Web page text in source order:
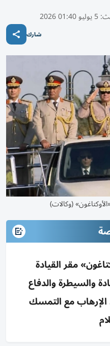
5 يوليو 01:40 2026
شارك
(وكالات)
مقر القيادة
والسيطرة والدفاع
ضد الإرهاب مع التمسك